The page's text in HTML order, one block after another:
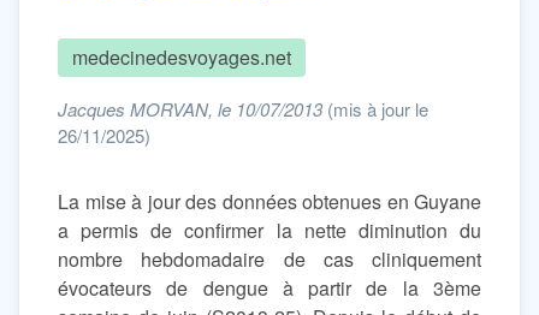
medecinedesvoyages.net
Jacques MORVAN, le 10/07/2013 (mis à jour le
26/11/2025)
La mise à jour des données obtenues en Guyane
a permis de confirmer la nette diminution du
nombre hebdomadaire de cas cliniquement
évocateurs de dengue à partir de la 3ème